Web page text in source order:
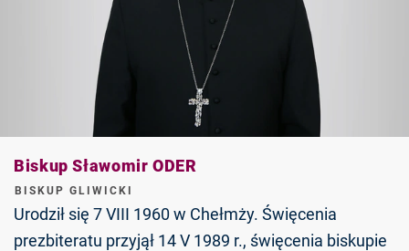
BISKUP GLIWICKI
Biskup Sławomir ODER
Urodził się 7 VIII 1960 w Chełmży. Święcenia
prezbiteratu przyjął 14 V 1989 r., święcenia biskupie